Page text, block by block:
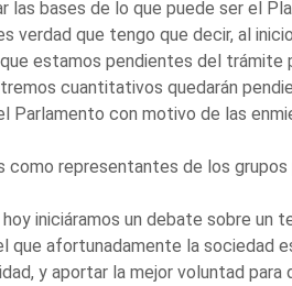
las bases de lo que puede ser el
verdad que tengo que decir, al
estamos pendientes del trámite
cuantitativos quedarán
Parlamento con motivo de las
como representantes de los grupos
iniciáramos un debate sobre un
que afortunadamente la sociedad
y aportar la mejor voluntad para